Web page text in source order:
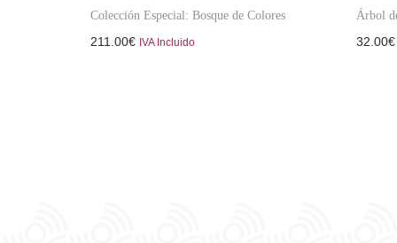
Colección Especial: Bosque de Colores
211.00€ IVA Incluido
Árbol
32.00€